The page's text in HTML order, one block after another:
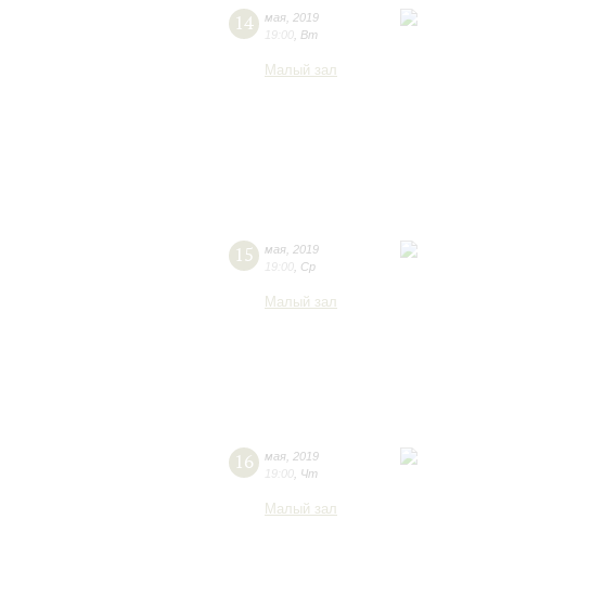
14 мая 2019
19:00 Вт
Малый зал
15 мая 2019
19:00 Ср
Малый зал
16 мая 2019
19:00 Чт
Малый зал